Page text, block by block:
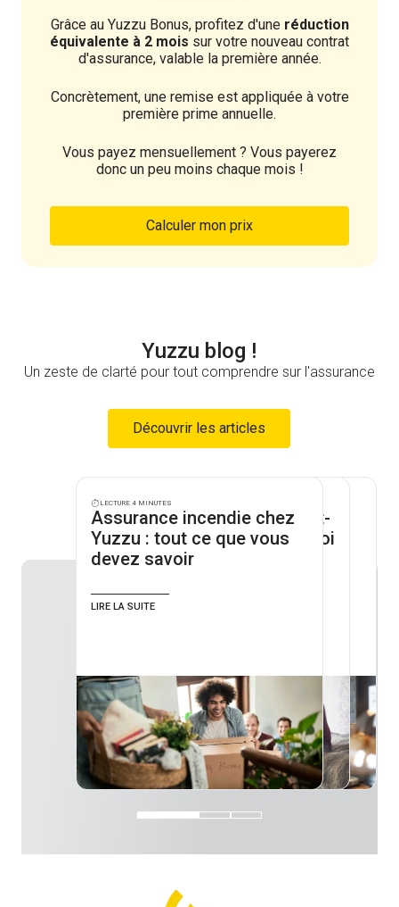
Grâce au Yuzzu Bonus, profitez d'une réduction
équivalente à 2 mois sur votre nouveau contrat
d'assurance, valable la première année.
Concrètement, une remise est appliquée à votre
première prime annuelle.
Vous payez mensuellement ? Vous payerez
donc un peu moins chaque mois !
Calculer mon prix
Yuzzu blog !
Un zeste de clarté pour tout comprendre sur l'assurance
Découvrir les articles
Lecture 4 minutes
Assurance incendie chez
Yuzzu : tout ce que vous
devez savoir
Lire la suite
Lecture 4 minutes
RC locative : pourquoi est-
elle obligatoire et pourquoi
en avez-vous besoin ?
Lire la suite
Lecture 3 minutes
Comment le prix de votre
assurance incendie est-il
calculé ?
Lire la suite